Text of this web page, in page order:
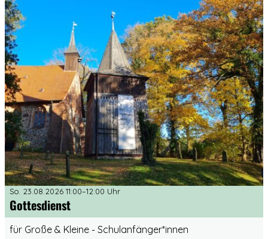
So. 23.08.2026 11:00–12:00 Uhr
Gottesdienst
für Große & Kleine - Schulanfänger*innen